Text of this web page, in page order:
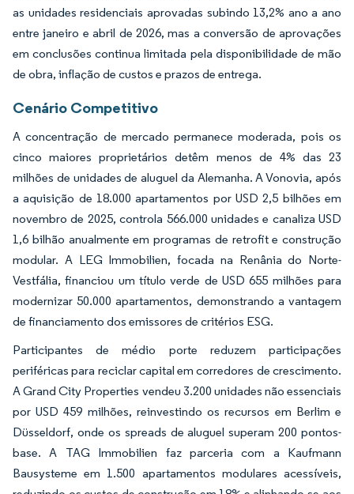
as unidades residenciais aprovadas subindo 13,2% ano a ano
entre janeiro e abril de 2026, mas a conversão de aprovações
em conclusões continua limitada pela disponibilidade de mão
de obra, inflação de custos e prazos de entrega.
Cenário Competitivo
A concentração de mercado permanece moderada, pois os
cinco maiores proprietários detêm menos de 4% das 23
milhões de unidades de aluguel da Alemanha. A Vonovia, após
a aquisição de 18.000 apartamentos por USD 2,5 bilhões em
novembro de 2025, controla 566.000 unidades e canaliza USD
1,6 bilhão anualmente em programas de retrofit e construção
modular. A LEG Immobilien, focada na Renânia do Norte-
Vestfália, financiou um título verde de USD 655 milhões para
modernizar 50.000 apartamentos, demonstrando a vantagem
de financiamento dos emissores de critérios ESG.
Participantes de médio porte reduzem participações
periféricas para reciclar capital em corredores de crescimento.
A Grand City Properties vendeu 3.200 unidades não essenciais
por USD 459 milhões, reinvestindo os recursos em Berlim e
Düsseldorf, onde os spreads de aluguel superam 200 pontos-
base. A TAG Immobilien faz parceria com a Kaufmann
Bausysteme em 1.500 apartamentos modulares acessíveis,